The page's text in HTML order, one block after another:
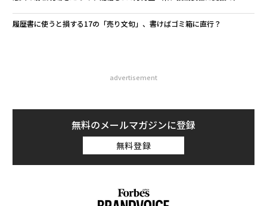
履歴書に使うと損する17の「売り文句」、書けばゴミ箱に直行？
advertisement
無料のメールマガジンに登録
無料登録